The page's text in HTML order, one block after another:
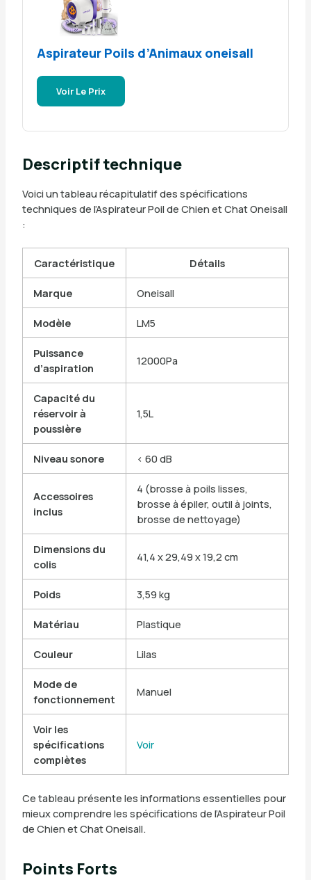
Aspirateur Poils d’Animaux oneisall
Voir Le Prix
Descriptif technique
Voici un tableau récapitulatif des spécifications
techniques de l’Aspirateur Poil de Chien et Chat Oneisall
:
Caractéristique Détails
Marque Oneisall
Modèle LM5
Puissance
d’aspiration
12000Pa
Capacité du
réservoir à
poussière
1,5L
Niveau sonore < 60 dB
Accessoires
inclus
4 (brosse à poils lisses,
brosse à épiler, outil à joints,
brosse de nettoyage)
Dimensions du
colis
41,4 x 29,49 x 19,2 cm
Poids 3,59 kg
Matériau Plastique
Couleur Lilas
Mode de
fonctionnement
Manuel
Voir les
spécifications
complètes
Voir
Ce tableau présente les informations essentielles pour
mieux comprendre les spécifications de l’Aspirateur Poil
de Chien et Chat Oneisall.
Points Forts